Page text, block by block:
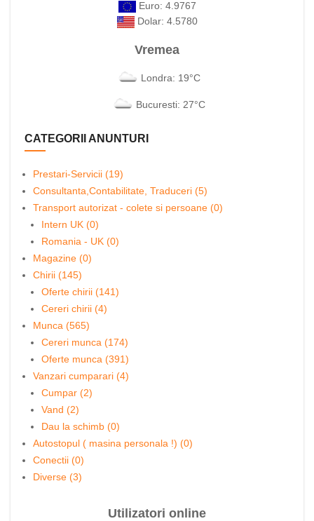
Euro: 4.9767
Dolar: 4.5780
Vremea
Londra: 19°C
Bucuresti: 27°C
CATEGORII ANUNTURI
Prestari-Servicii (19)
Consultanta,Contabilitate, Traduceri (5)
Transport autorizat - colete si persoane (0)
Intern UK (0)
Romania - UK (0)
Magazine (0)
Chirii (145)
Oferte chirii (141)
Cereri chirii (4)
Munca (565)
Cereri munca (174)
Oferte munca (391)
Vanzari cumparari (4)
Cumpar (2)
Vand (2)
Dau la schimb (0)
Autostopul ( masina personala !) (0)
Conectii (0)
Diverse (3)
Utilizatori online